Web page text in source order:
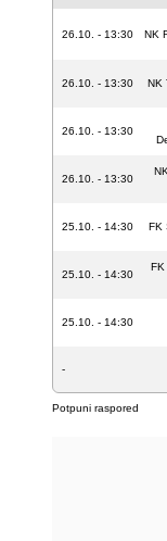
26.10. - 13:30 NK
26.10. - 13:30 NK
26.10. - 13:30
26.10. - 13:30
25.10. - 14:30 FK
25.10. - 14:30
FK
25.10. - 14:30
-
Potpuni raspored